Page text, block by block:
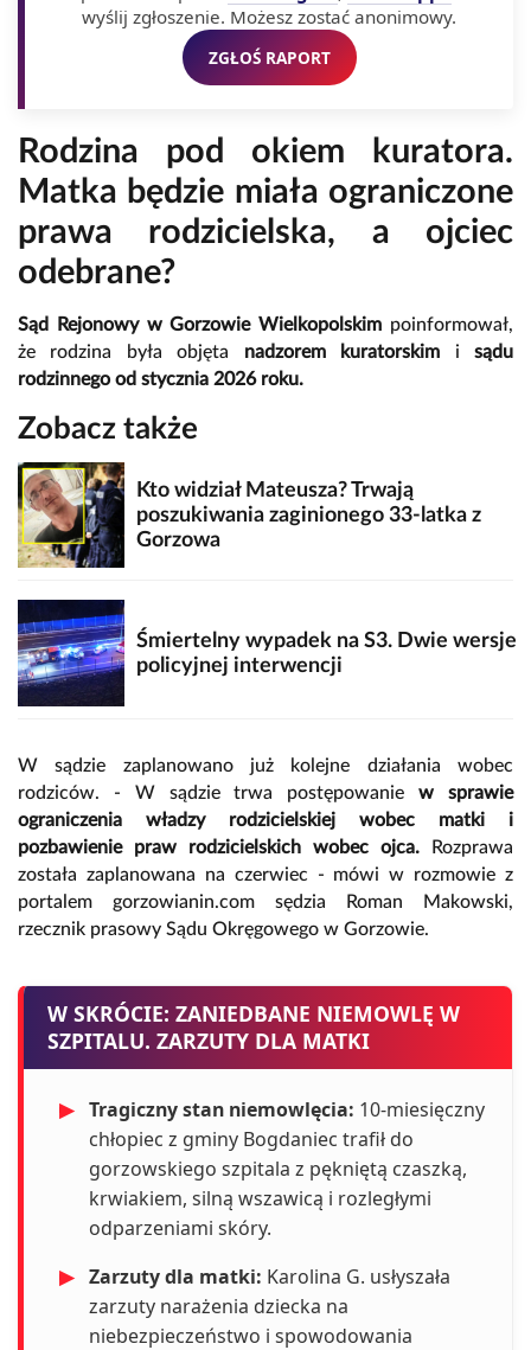
wyślij zgłoszenie. Możesz zostać anonimowy.
ZGŁOŚ RAPORT
Rodzina pod okiem kuratora.
Matka będzie miała ograniczone
prawa rodzicielska, a ojciec
odebrane?
Sąd Rejonowy w Gorzowie Wielkopolskim poinformował,
że rodzina była objęta nadzorem kuratorskim isądu
rodzinnego od stycznia 2026 roku.
Zobacz także
Kto widział Mateusza? Trwają
poszukiwania zaginionego 33-latka z
Gorzowa
Śmiertelny wypadek na S3. Dwie wersje
policyjnej interwencji
W sądzie zaplanowano już kolejne działania wobec
rodziców. - W sądzie trwa postępowaniew sprawie
ograniczenia władzy rodzicielskiej wobec matki i
pozbawienie praw rodzicielskich wobec ojca.
Rozprawa
została zaplanowana na czerwiec - mówi w rozmowie z
portalem gorzowianin.com sędzia Roman Makowski,
rzecznik prasowy Sądu Okręgowego w Gorzowie.
W SKRÓCIE: ZANIEDBANE NIEMOWLĘ W
SZPITALU. ZARZUTY DLA MATKI
▶ Tragiczny stan niemowlęcia: 10-miesięczny
chłopiec z gminy Bogdaniec trafił do
gorzowskiego szpitala z pękniętą czaszką,
krwiakiem, silną wszawicą i rozległymi
odparzeniami skóry.
▶ Zarzuty dla matki: Karolina G. usłyszała
zarzuty narażenia dziecka na
niebezpieczeństwo i spowodowania